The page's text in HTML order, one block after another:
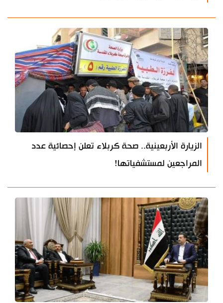
الزيارة الأربعينية.. صحة كربلاء تعلن إحصائية عدد
المراجعين لمستشفياتها!